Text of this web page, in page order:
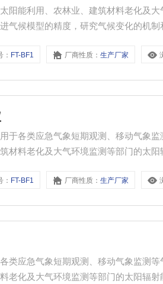
阳能利用、农林业、建筑材料老化及
气候模型的精度，研究气候变化的机
： FT-BF1 厂商性质：生产厂家
于各类应急气象短期观测、移动气象
材料老化及大气环境监测等部门的太阳
： FT-BF1 厂商性质：生产厂家
类应急气象短期观测、移动气象监测
老化及大气环境监测等部门的太阳辐射